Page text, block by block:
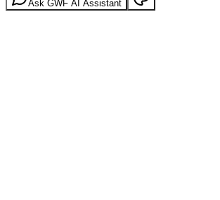
Ask GWF AI Assistant